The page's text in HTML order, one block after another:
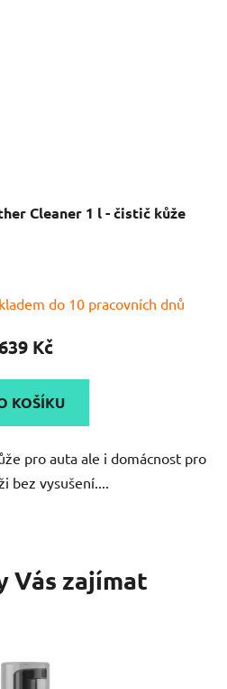
Cleaner 1 l - čistič kůže
do 10 pracovních dnů
Kč
KOŠÍKU
pro auta ale i domácnost pro
bez vysušení....
Vás zajímat